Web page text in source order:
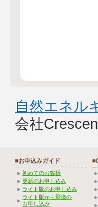
自然エネル
会社
■お申込みガイド
初めてのお客様
更新のお申し込み
ライト版のお申し込み
ライト版から乗換の
お申し込み